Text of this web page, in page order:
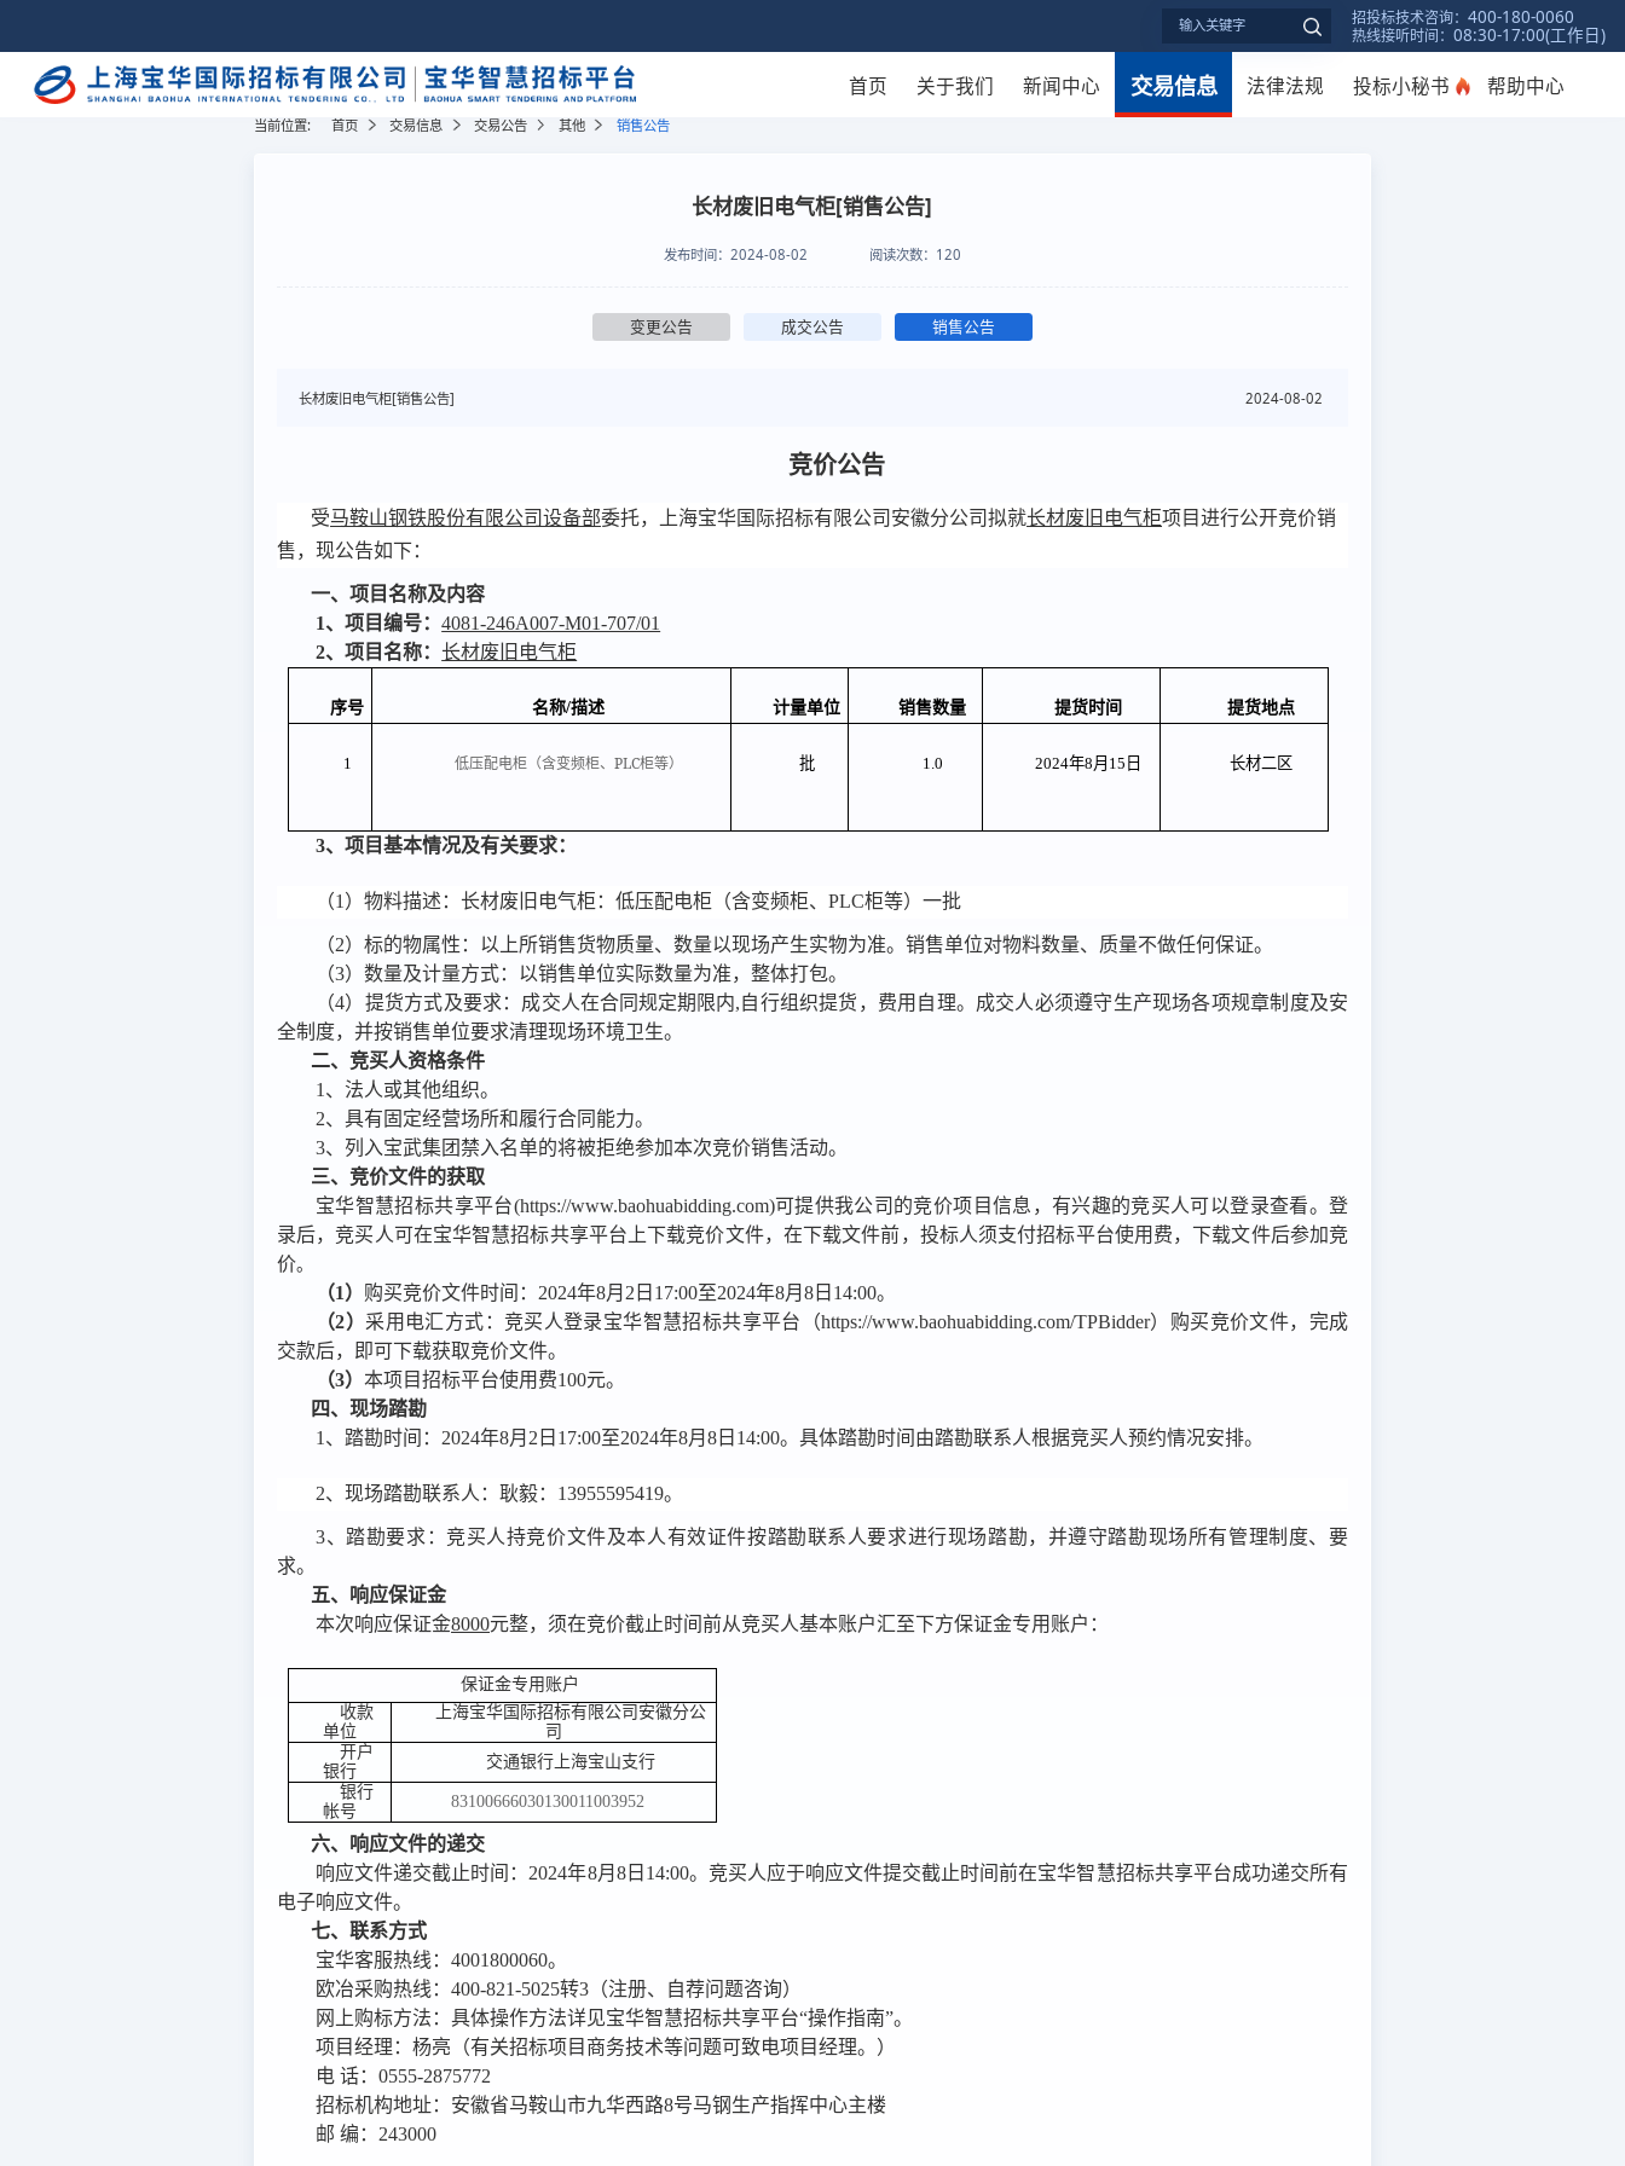
招投标技术咨询：400-180-0060
热线接听时间：08:30-17:00(工作日)
首页 关于我们 新闻中心 交易信息 法律法规 投标小秘书 帮助中心
当前位置: 首页 交易信息 交易公告 其他 销售公告
长材废旧电气柜[销售公告]
发布时间： 2024-08-02 阅读次数： 120
变更公告 成交公告 销售公告
2024-08-02
长材废旧电气柜[销售公告]
竞价公告
受马鞍山钢铁股份有限公司设备部委托，上海宝华国际招标有限公司安徽分公司拟就长材废旧电气柜项目进行公开竞价销
售，现公告如下：
一、项目名称及内容
1、项目编号：4081-246A007-M01-707/01
2、项目名称： 长材废旧电气柜
序号 名称/描述 计量单位 销售数量 提货时间 提货地点
1 低压配电柜（含变频柜、 PLC柜等） 批 1.0 2024年8月 15 日 长材二区
3、项目基本情况及有关要求：
（1 ）物料描述：长材废旧电气柜：低压配电柜（含变频柜、PLC柜等）一批
（2）标的物属性： 以上所销售货物质量、数量以现场产生实物为准。销售单位对物料数量、质量不做任何保证。
（3）数量及计量方式：以销售单位实际数量为准，整体打包。
（4）提货方式及要求： 成交人在合同规定期限内,自行组织提货，费用自理。成交人必须遵守生产现场各项规章制度及安
全制度，并按销售单位要求清理现场环境卫生。
二、竞买人资格条件
1 、法人或其他组织。
2、具有固定经营场所和履行合同能力。
3、列入宝武集团禁入名单的将被拒绝参加本次竞价销售活动。
三、竞价文件的获取
宝华智慧招标共享平台(https://www.baohuabidding.com)可提供我公司的竞价项目信息，有兴趣的竞买人可以登录查看。登
录后，竞买人可在宝华智慧招标共享平台上下载竞价文件，在下载文件前，投标人须支付招标平台使用费，下载文件后参加竞
价。
（1） 购买竞价文件时间： 2024年8月 2 日 17:00至2024年8月8 日 14:00。
（2） 采用电汇方式：竞买人登录宝华智慧招标共享平台（https://www.baohuabidding.com/TPBidder）购买竞价文件， 完成
交款后，即可下载获取竞价文件。
（3）本项目招标平台使用费100元。
四、现场踏勘
1 、踏勘时间： 2024年8月 2 日 17:00至2024年8月8 日 14:00。具体踏勘时间由踏勘联系人根据竞买人预约情况安排。
2、现场踏勘联系人：耿毅： 13955595419。
3、踏勘要求：竞买人持竞价文件及本人有效证件按踏勘联系人要求进行现场踏勘，并遵守踏勘现场所有管理制度、要
求。
五、响应保证金
本次响应保证金8000元整，须在竞价截止时间前从竞买人基本账户汇至下方保证金专用账户：
保证金专用账户
收款
单位
上海宝华国际招标有限公司安徽分公
司
开户
银行
交通银行上海宝山支行
银行
帐号
83100666030130011003952
六、响应文件的递交
响应文件递交截止时间：2024年8月 8日 14:00。竞买人应于响应文件提交截止时间前在宝华智慧招标共享平台成功递交所有
电子响应文件。
七、联系方式
宝华客服热线：4001800060。
欧冶采购热线：400-821-5025转3 （注册、自荐问题咨询）
网上购标方法：具体操作方法详见宝华智慧招标共享平台“操作指南”。
项目经理：杨亮（有关招标项目商务技术等问题可致电项目经理。）
电 话：0555-2875772
招标机构地址：安徽省马鞍山市九华西路8号马钢生产指挥中心主楼
邮 编：243000